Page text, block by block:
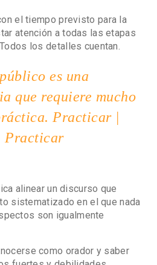
el tiempo previsto para la
atención a todas las etapas
los detalles cuentan.
es una
que requiere mucho
Practicar |
Practicar
alinear un discurso que
sistematizado en el que nada
son igualmente
como orador y saber